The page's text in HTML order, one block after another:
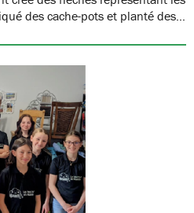
des cache-pots et planté des…